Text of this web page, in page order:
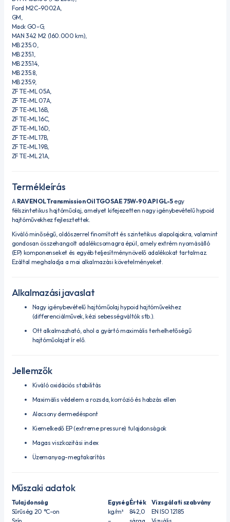
Ford M2C-9002A,
GM,
Mack GO-G,
MAN 342 M2 (160.000 km),
MB 235.0,
MB 235.1,
MB 235.14,
MB 235.8,
MB 235.9,
ZF TE-ML 05A,
ZF TE-ML 07A,
ZF TE-ML 16B,
ZF TE-ML 16C,
ZF TE-ML 16D,
ZF TE-ML 17B,
ZF TE-ML 19B,
ZF TE-ML 21A,
Termékleírás
A RAVENOL Transmission Oil TGO SAE 75W-90 API GL-5egy
félszintetikus hajtóműolaj, amelyet kifejezetten nagy igénybevételű hypoid
hajtóművekhez fejlesztettek.
Kiváló minőségű, oldószerrel finomított és szintetikus alapolajokra, valamint
gondosan összehangolt adalékcsomagra épül, amely extrém nyomásálló
(EP) komponenseket és egyéb teljesítménynövelő adalékokat tartalmaz.
Ezáltal meghaladja a mai alkalmazási követelményeket.
Alkalmazási javaslat
Nagy igénybevételű hajtóműolaj hypoid hajtóművekhez
(differenciálművek, kézi sebességváltók stb.).
Ott alkalmazható, ahol a gyártó maximális terhelhetőségű
hajtóműolajat ír elő.
Jellemzők
Kiváló oxidációs stabilitás
Maximális védelem a rozsda, korrózió és habzás ellen
Alacsony dermedéspont
Kiemelkedő EP (extreme pressure) tulajdonságok
Magas viszkozitási index
Üzemanyag-megtakarítás
Műszaki adatok
Tulajdonság EgységÉrték
Vizsgálati szabvány
Sűrűség 20 °C-on
kg/m³ 842,0
EN ISO 12185